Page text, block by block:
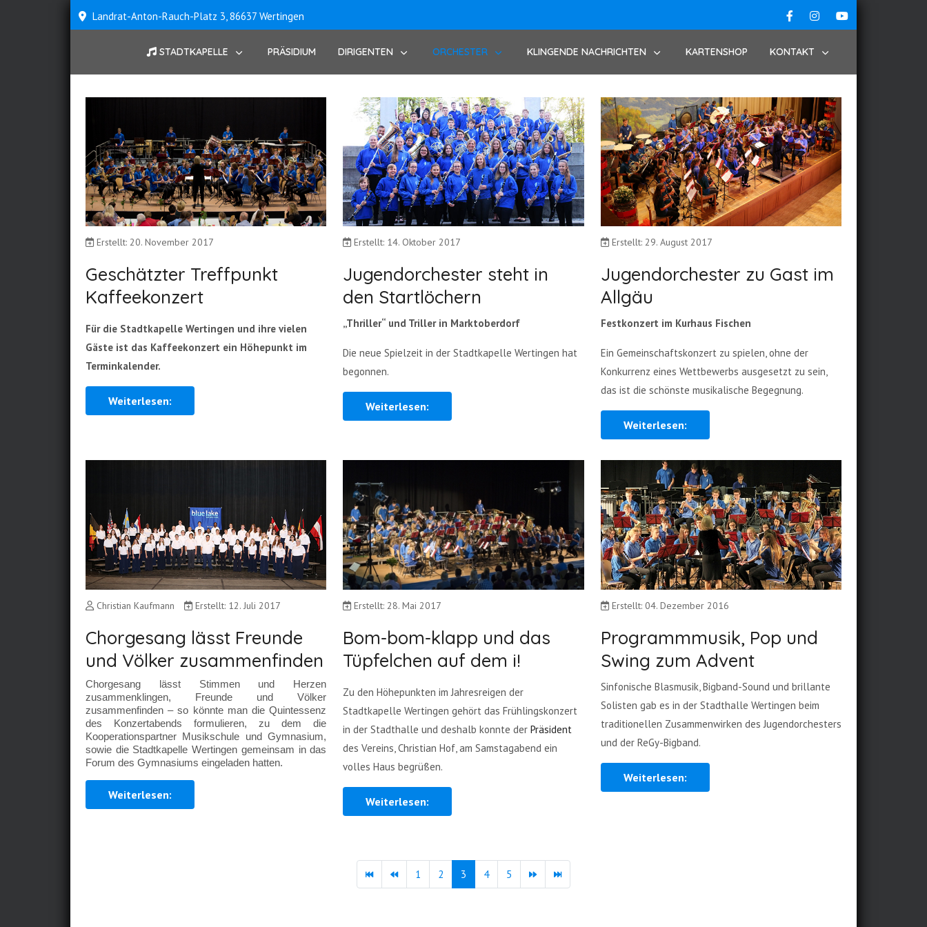
Landrat-Anton-Rauch-Platz 3, 86637 Wertingen
STADTKAPELLE PRÄSIDIUM DIRIGENTEN ORCHESTER KLINGENDE NACHRICHTEN KARTENSHOP KONTAKT
Erstellt: 20. November 2017
Geschätzter Treffpunkt
Kaffeekonzert
Für die Stadtkapelle Wertingen und ihre vielen
Gäste ist das Kaffeekonzert ein Höhepunkt im
Terminkalender.
Weiterlesen:
Erstellt: 14. Oktober 2017
Jugendorchester steht in
den Startlöchern
„Thriller“ und Triller in Marktoberdorf
Die neue Spielzeit in der Stadtkapelle Wertingen hat
begonnen.
Weiterlesen:
Erstellt: 29. August 2017
Jugendorchester zu Gast im
Allgäu
Festkonzert im Kurhaus Fischen
Ein Gemeinschaftskonzert zu spielen, ohne der
Konkurrenz eines Wettbewerbs ausgesetzt zu sein,
das ist die schönste musikalische Begegnung.
Weiterlesen:
Christian Kaufmann Erstellt: 12. Juli 2017
Chorgesang lässt Freunde
und Völker zusammenfinden
Chorgesang lässt Stimmen und Herzen
zusammenklingen, Freunde und Völker
zusammenfinden – so könnte man die Quintessenz
des Konzertabends formulieren, zu dem die
Kooperationspartner Musikschule und Gymnasium,
sowie die Stadtkapelle Wertingen gemeinsam in das
Forum des Gymnasiums eingeladen hatten.
Weiterlesen:
Erstellt: 28. Mai 2017
Bom-bom-klapp und das
Tüpfelchen auf dem i!
Zu den Höhepunkten im Jahresreigen der
Stadtkapelle Wertingen gehört das Frühlingskonzert
in der Stadthalle und deshalb konnte derPräsident
des Vereins, Christian Hof, am Samstagabend ein
volles Haus begrüßen.
Weiterlesen:
Erstellt: 04. Dezember 2016
Programmmusik, Pop und
Swing zum Advent
Sinfonische Blasmusik, Bigband-Sound und brillante
Solisten gab es in der Stadthalle Wertingen beim
traditionellen Zusammenwirken des Jugendorchesters
und der ReGy-Bigband.
Weiterlesen:
1 2 3 4 5